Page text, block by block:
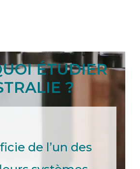
ÉTUDIER
?
de l’un des